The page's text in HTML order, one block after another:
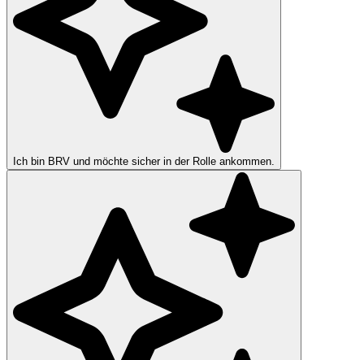
Ich bin BRV und möchte sicher in der Rolle ankommen.